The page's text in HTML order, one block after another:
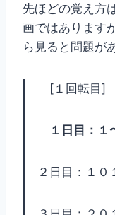
先ほどの覚え方
画ではあります
ら見ると問題が
[１回転目]
１日目：１
２日目：１